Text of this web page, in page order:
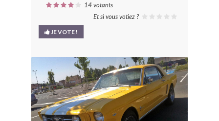
LES CONTRIBUTEURS
LE BLOG
BONJOURLAVIEILLE ?
MODÈLES ET MARQUES
COMMENT FONCTIONNE BLV ?
14votants
Et si vous votiez ?
JE VOTE !